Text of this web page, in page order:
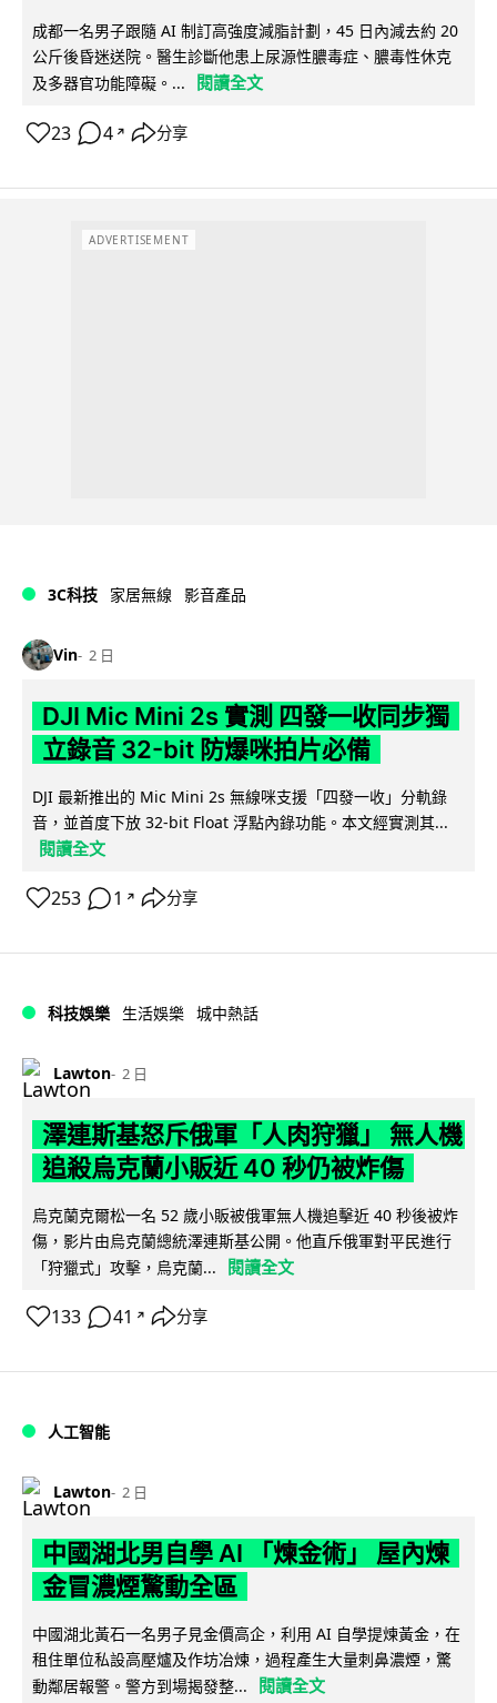
成都一名男子跟隨 AI 制訂高強度減脂計劃，45 日內減去約 20
公斤後昏迷送院。醫生診斷他患上尿源性膿毒症、膿毒性休克
及多器官功能障礙。...
閱讀全文
23 4 ↗ 分享
ADVERTISEMENT
3C科技 家居無線 影音產品
Vin 2 日
DJI Mic Mini 2s 實測 四發一收同步獨
立錄音 32-bit 防爆咪拍片必備
DJI 最新推出的 Mic Mini 2s 無線咪支援「四發一收」分軌錄
音，並首度下放 32-bit Float 浮點內錄功能。本文經實測其...
閱讀全文
253 1 ↗ 分享
科技娛樂 生活娛樂 城中熱話
Lawton 2 日
澤連斯基怒斥俄軍「人肉狩獵」 無人機
追殺烏克蘭小販近 40 秒仍被炸傷
烏克蘭克爾松一名 52 歲小販被俄軍無人機追擊近 40 秒後被炸
傷，影片由烏克蘭總統澤連斯基公開。他直斥俄軍對平民進行
「狩獵式」攻擊，烏克蘭...
閱讀全文
133 41 ↗ 分享
人工智能
Lawton 2 日
中國湖北男自學 AI 「煉金術」 屋內煉
金冒濃煙驚動全區
中國湖北黃石一名男子見金價高企，利用 AI 自學提煉黃金，在
租住單位私設高壓爐及作坊冶煉，過程產生大量刺鼻濃煙，驚
動鄰居報警。警方到場揭發整...
閱讀全文